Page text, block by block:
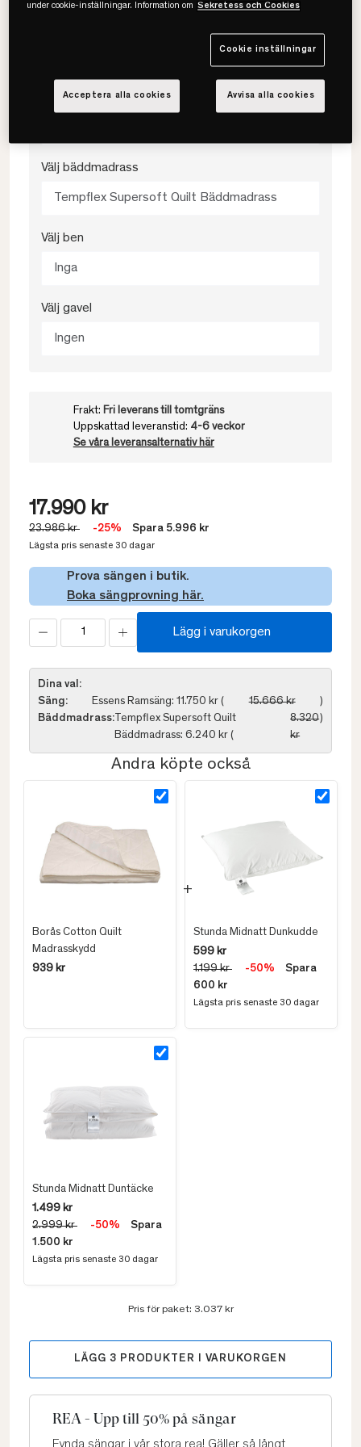
Välj fasthet
Välj bäddmadrass
Tempflex Supersoft Quilt Bäddmadrass
Välj ben
Inga
Välj gavel
Ingen
Frakt: Fri leverans till tomtgräns
Uppskattad leveranstid: 4-6 veckor
Se våra leveransalternativ här
17.990 kr
23.986 kr -25% Spara 5.996 kr
Lägsta pris senaste 30 dagar
Prova sängen i butik.
Boka sängprovning här.
Lägg i varukorgen
Dina val:
Säng:
Essens Ramsäng: 11.750 kr ( 15.666 kr
)
Bäddmadrass: Tempflex Supersoft Quilt
Bäddmadrass: 6.240 kr (
8.320
kr
)
Andra köpte också
Borås Cotton Quilt
Madrasskydd
939 kr
Stunda Midnatt Dunkudde
599 kr
1.199 kr
-50%
Spara
600 kr
Lägsta pris senaste 30 dagar
Stunda Midnatt Duntäcke
1.499 kr
2.999 kr
-50%
Spara
1.500 kr
Lägsta pris senaste 30 dagar
Pris för paket: 3.037 kr
LÄGG 3 PRODUKTER I VARUKORGEN
REA - Upp till 50% på sängar
under cookie-inställningar. Information om Sekretess och Cookies
Cookie inställningar
Avvisa alla cookies
Acceptera alla cookies